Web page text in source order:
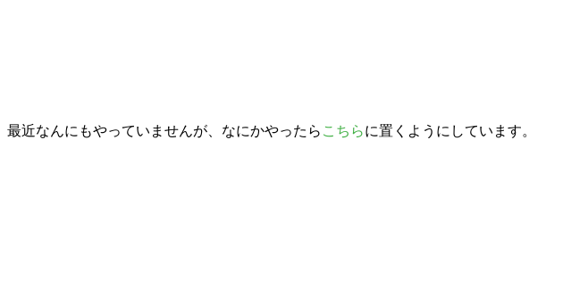
最近なんにもやっていませんが、なにかやったら こちらに置くようにしています。